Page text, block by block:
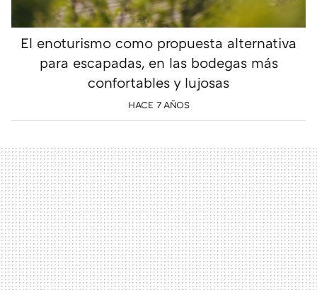
El enoturismo como propuesta alternativa
para escapadas, en las bodegas más
confortables y lujosas
HACE 7 AÑOS